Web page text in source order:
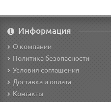
Информация
О компании
Политика безопасности
Условия соглашения
Доставка и оплата
Контакты